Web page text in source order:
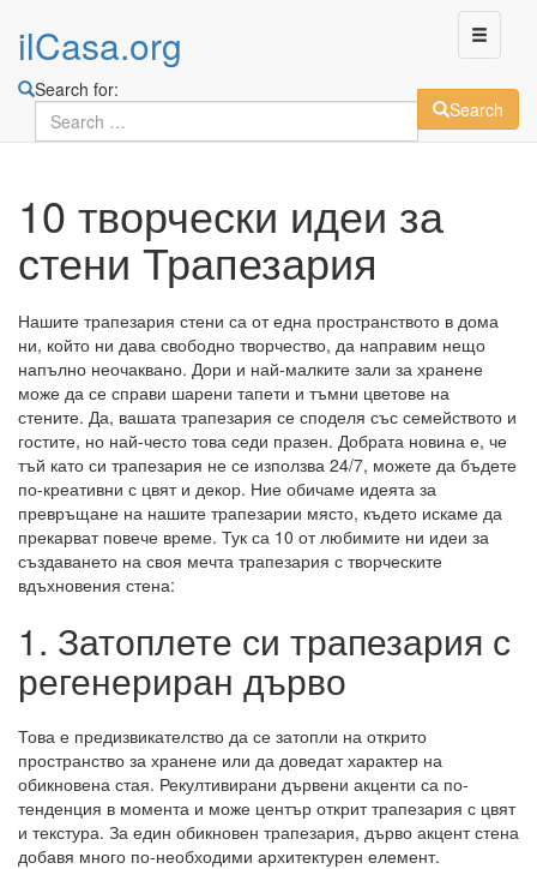
ilCasa.org
Search for:
Search
10 творчески идеи за
стени Трапезария
Нашите трапезария стени са от една пространството в дома
ни, който ни дава свободно творчество, да направим нещо
напълно неочаквано. Дори и най-малките зали за хранене
може да се справи шарени тапети и тъмни цветове на
стените. Да, вашата трапезария се споделя със семейството и
гостите, но най-често това седи празен. Добрата новина е, че
тъй като си трапезария не се използва 24/7, можете да бъдете
по-креативни с цвят и декор. Ние обичаме идеята за
превръщане на нашите трапезарии място, където искаме да
прекарват повече време. Тук са 10 от любимите ни идеи за
създаването на своя мечта трапезария с творческите
вдъхновения стена:
1. Затоплете си трапезария с
регенериран дърво
Това е предизвикателство да се затопли на открито
пространство за хранене или да доведат характер на
обикновена стая. Рекултивирани дървени акценти са по-
тенденция в момента и може център открит трапезария с цвят
и текстура. За един обикновен трапезария, дърво акцент стена
добавя много по-необходими архитектурен елемент.